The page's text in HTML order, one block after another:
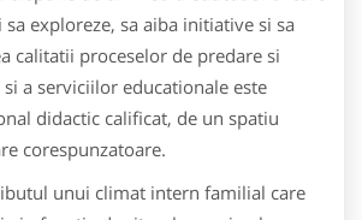
exploreze, sa aiba initiative si sa
calitatii proceselor de predare si
a serviciilor educationale este
didactic calificat, de un spatiu
corespunzatoare.
unui climat intern familial care